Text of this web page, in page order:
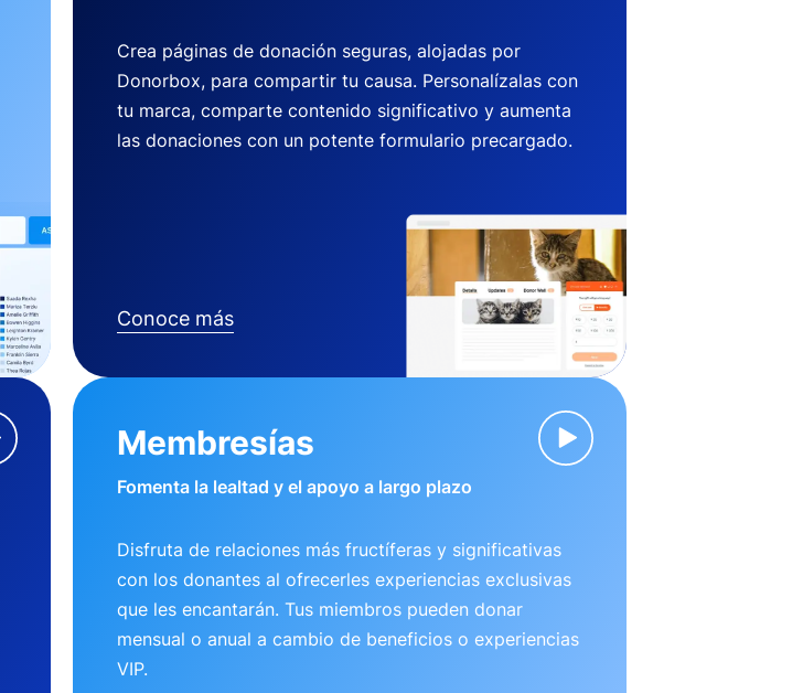
Crea páginas de donación seguras, alojadas por
Donorbox, para compartir tu causa. Personalízalas con
tu marca, comparte contenido significativo y aumenta
las donaciones con un potente formulario precargado.
Conoce más
Membresías
Fomenta la lealtad y el apoyo a largo plazo
Disfruta de relaciones más fructíferas y significativas
con los donantes al ofrecerles experiencias exclusivas
que les encantarán. Tus miembros pueden donar
mensual o anual a cambio de beneficios o experiencias
VIP.